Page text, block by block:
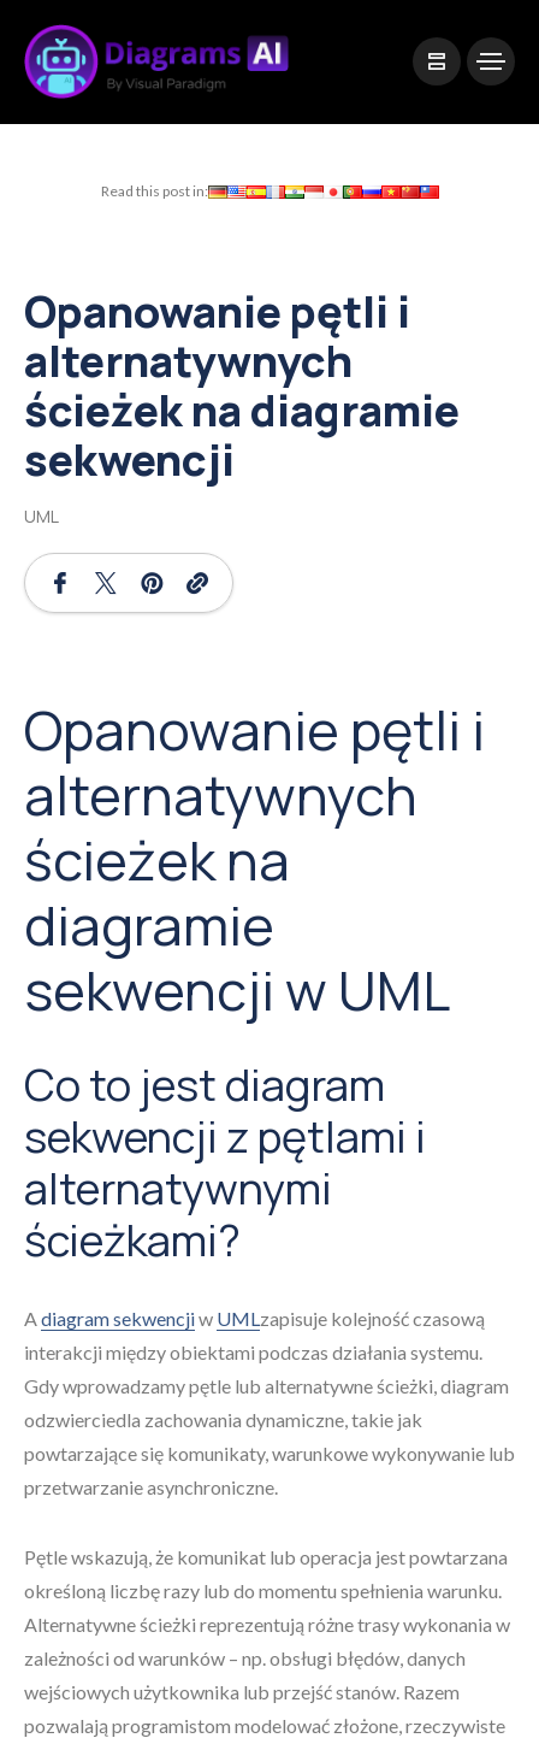
Read this post in:
Opanowanie pętli i
alternatywnych
ścieżek na diagramie
sekwencji
UML
Opanowanie pętli i
alternatywnych
ścieżek na
diagramie
sekwencji w UML
Co to jest diagram
sekwencji z pętlami i
alternatywnymi
ścieżkami?
Adiagram sekwencjiw UMLzapisuje kolejność czasową
interakcji między obiektami podczas działania systemu.
Gdy wprowadzamy pętle lub alternatywne ścieżki, diagram
odzwierciedla zachowania dynamiczne, takie jak
powtarzające się komunikaty, warunkowe wykonywanie lub
przetwarzanie asynchroniczne.
Pętle wskazują, że komunikat lub operacja jest powtarzana
określoną liczbę razy lub do momentu spełnienia warunku.
Alternatywne ścieżki reprezentują różne trasy wykonania w
zależności od warunków – np. obsługi błędów, danych
wejściowych użytkownika lub przejść stanów. Razem
pozwalają programistom modelować złożone, rzeczywiste